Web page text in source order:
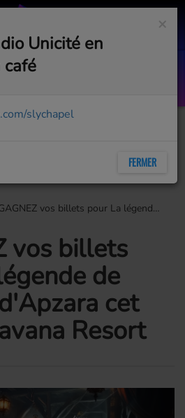
a ses raisons
vos billets pour La légende de Tortuga d'Apzara cet été au Havana Resort
vos billets
de
cet
Resort
×
Unicité en
café
slychapel
FERMER